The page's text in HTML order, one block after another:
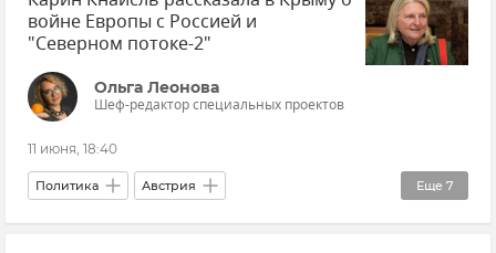
Новости Крыма Выставка
войне Европы с Россией и
"Северном потоке-2"
Ольга Леонова
Шеф-редактор специальных проектов
11 июня, 18:40
Еще 7
Политика Австрия
Европейский Союз (ЕС) Ливан Иран